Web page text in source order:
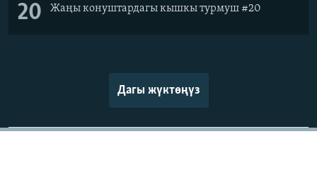
20 Жаңы конуштардагы кышкы турмуш #20
Дагы жүктөңүз